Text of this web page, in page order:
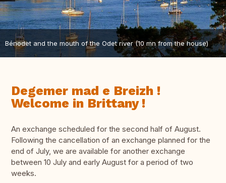
Bénodet and the mouth of the Odet river (10 mn from the house)
Degemer mad e Breizh !
Welcome in Brittany !
An exchange scheduled for the second half of August.
Following the cancellation of an exchange planned for the
end of July, we are available for another exchange
between 10 July and early August for a period of two
weeks.